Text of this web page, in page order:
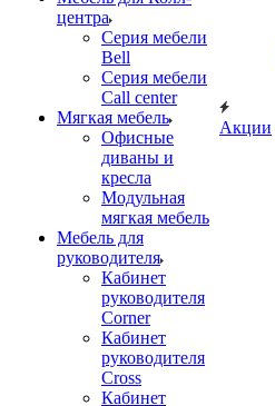
центра
Серия мебели
Bell
Серия мебели
Call center
Мягкая мебель
Офисные
диваны и
кресла
Модульная
мягкая мебель
Мебель для
руководителя
Кабинет
руководителя
Corner
Кабинет
руководителя
Cross
Кабинет
Акции